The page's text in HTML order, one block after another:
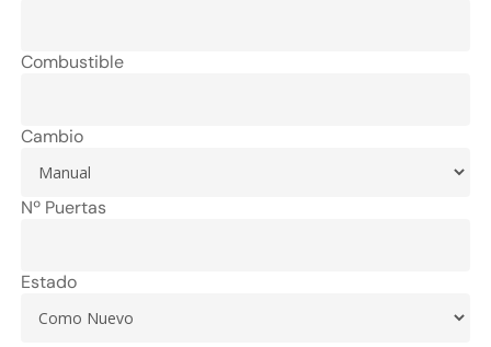
Combustible
Cambio
Nº Puertas
Estado